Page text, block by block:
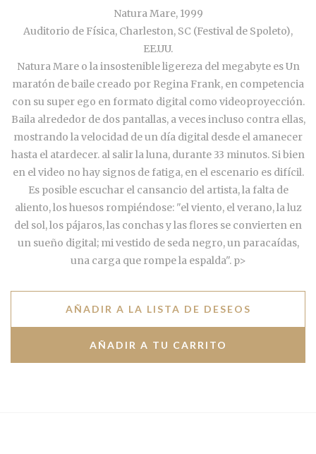
Natura Mare, 1999
Auditorio de Física, Charleston, SC (Festival de Spoleto),
EE.UU.
Natura Mare o la insostenible ligereza del megabyte es Un
maratón de baile creado por Regina Frank, en competencia
con su super ego en formato digital como videoproyección.
Baila alrededor de dos pantallas, a veces incluso contra ellas,
mostrando la velocidad de un día digital desde el amanecer
hasta el atardecer. al salir la luna, durante 33 minutos. Si bien
en el video no hay signos de fatiga, en el escenario es difícil.
Es posible escuchar el cansancio del artista, la falta de
aliento, los huesos rompiéndose: "el viento, el verano, la luz
del sol, los pájaros, las conchas y las flores se convierten en
un sueño digital; mi vestido de seda negro, un paracaídas,
una carga que rompe la espalda". p>
AÑADIR A LA LISTA DE DESEOS